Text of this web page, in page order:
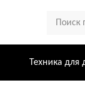
Техника для